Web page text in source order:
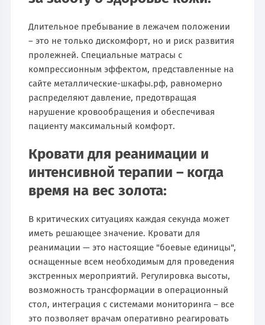
Длительное пребывание в лежачем положении
– это не только дискомфорт, но и риск развития
пролежней. Специальные матрасы с
компрессионным эффектом, представленные на
сайте металлические-шкафы.рф, равномерно
распределяют давление, предотвращая
нарушение кровообращения и обеспечивая
пациенту максимальный комфорт.
Кровати для реанимации и
интенсивной терапии – когда
время на вес золота:
В критических ситуациях каждая секунда может
иметь решающее значение. Кровати для
реанимации — это настоящие "боевые единицы",
оснащенные всем необходимым для проведения
экстренных мероприятий. Регулировка высоты,
возможность трансформации в операционный
стол, интеграция с системами мониторинга – все
это позволяет врачам оперативно реагировать